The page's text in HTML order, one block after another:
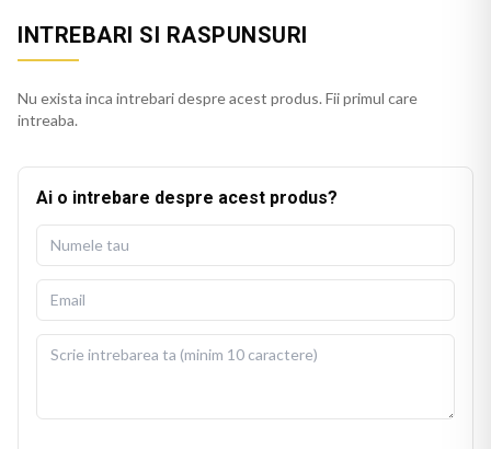
INTREBARI SI RASPUNSURI
Nu exista inca intrebari despre acest produs. Fii primul care
intreaba.
Ai o intrebare despre acest produs?